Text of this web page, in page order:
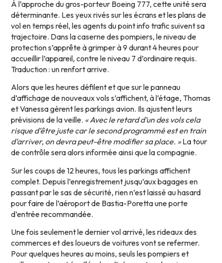
À l’approche du gros-porteur Boeing 777, cette unité sera
déterminante. Les yeux rivés sur les écrans et les plans de
vol en temps réel, les agents du point info trafic suivent sa
trajectoire. Dans la caserne des pompiers, le niveau de
protection s’apprête à grimper à 9 durant 4 heures pour
accueillir l’appareil, contre le niveau 7 d’ordinaire requis.
Traduction : un renfort arrive.
Alors que les heures défilent et que sur le panneau
d’affichage de nouveaux vols s’affichent, à l’étage, Thomas
et Vanessa gèrent les parkings avion. Ils ajustent leurs
prévisions de la veille. « Avec le retard d’un des vols cela
risque d’être juste car le second programmé est en train
d’arriver, on devra peut-être modifier sa place. »La tour
de contrôle sera alors informée ainsi que la compagnie.
Sur les coups de 12 heures, tous les parkings affichent
complet. Depuis l’enregistrement jusqu’aux bagages en
passant par le sas de sécurité, rien n’est laissé au hasard
pour faire de l’aéroport de Bastia-Poretta une porte
d’entrée recommandée.
Une fois seulement le dernier vol arrivé, les rideaux des
commerces et des loueurs de voitures vont se refermer.
Pour quelques heures au moins, seuls les pompiers et